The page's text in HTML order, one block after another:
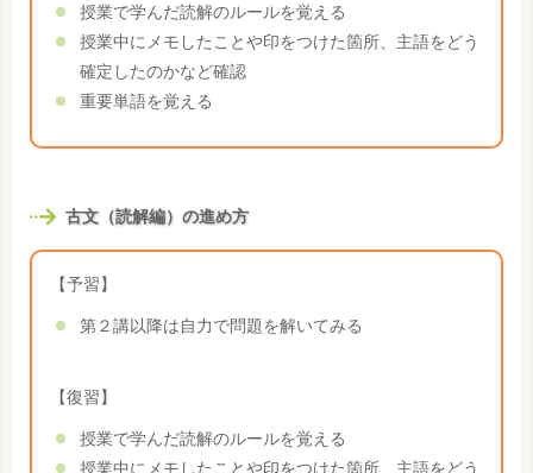
授業で学んだ読解のルールを覚える
授業中にメモしたことや印をつけた箇所、主語をどう
確定したのかなど確認
重要単語を覚える
古文（読解編）の進め方
【予習】
第２講以降は自力で問題を解いてみる
【復習】
授業で学んだ読解のルールを覚える
授業中にメモしたことや印をつけた箇所、主語をどう